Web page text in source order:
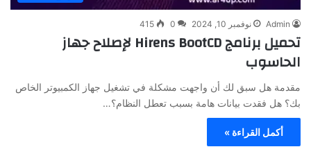
Admin نوفمبر 10, 2024 0
415
تحميل برنامج Hirens BootCD لإصلاح جهاز
الحاسوب
مقدمة هل سبق لك أن واجهت مشكلة في تشغيل جهاز الكمبيوتر الخاص
بك؟ هل فقدت بيانات هامة بسبب تعطل النظام؟…
أكمل القراءة »